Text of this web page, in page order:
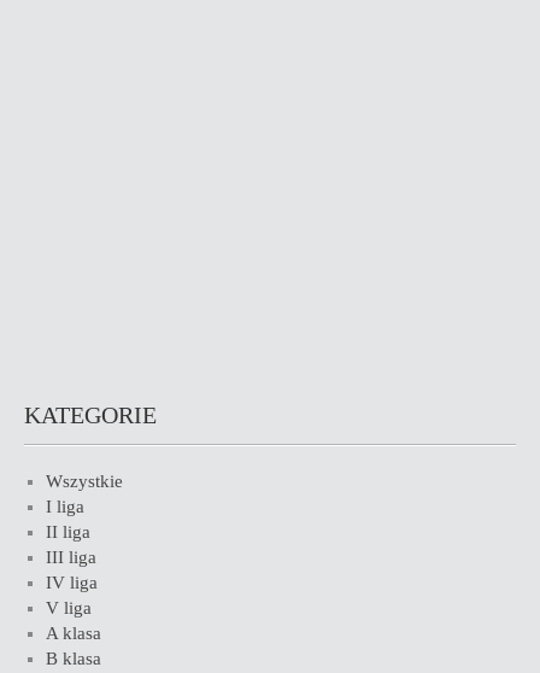
KATEGORIE
Wszystkie
I liga
II liga
III liga
IV liga
V liga
A klasa
B klasa